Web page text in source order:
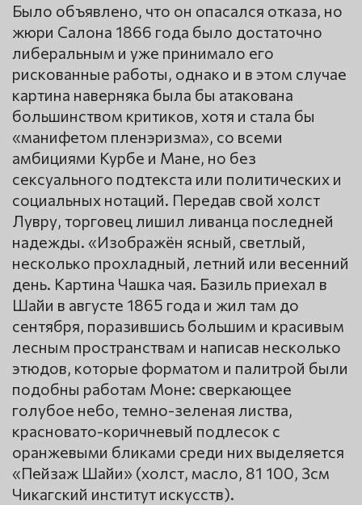
Было объявлено, что он опасался отказа, но
жюри Салона 1866 года было достаточно
либеральным и уже принимало его
рискованные работы, однако и в этом случае
картина наверняка была бы атакована
большинством критиков, хотя и стала бы
«манифетом пленэризма», со всеми
амбициями Курбе и Мане, но без
сексуального подтекста или политических и
социальных нотаций. Передав свой холст
Лувру, торговец лишил ливанца последней
надежды. «Изображён ясный, светлый,
несколько прохладный, летний или весенний
день. Картина Чашка чая. Базиль приехал в
Шайи в августе 1865 года и жил там до
сентября, поразившись большим и красивым
лесным пространствам и написав несколько
этюдов, которые форматом и палитрой были
подобны работам Моне: сверкающее
голубое небо, темно-зеленая листва,
красновато-коричневый подлесок с
оранжевыми бликами среди них выделяется
«Пейзаж Шайи» (холст, масло, 81 100, 3см
Чикагский институт искусств).